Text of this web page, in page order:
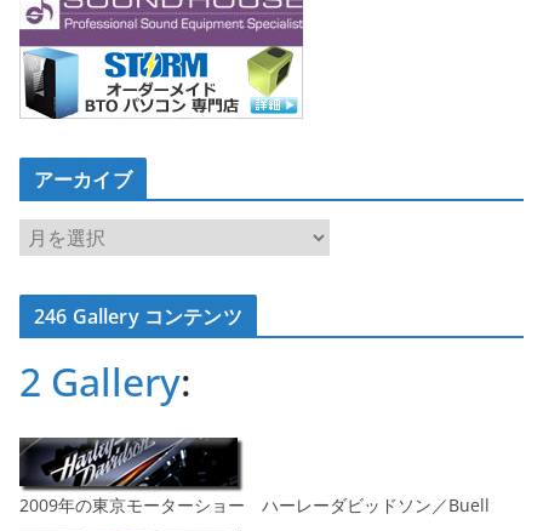
アーカイブ
ア
ー
カ
イ246 Gallery コンテンツ
2 Gallery:
2009年の東京モーターショー ハーレーダビッドソン／Buell